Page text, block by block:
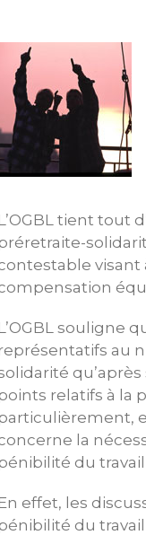
tient tout
visant
souligne
au
relatifs à la
la
du travail
effet, les
du